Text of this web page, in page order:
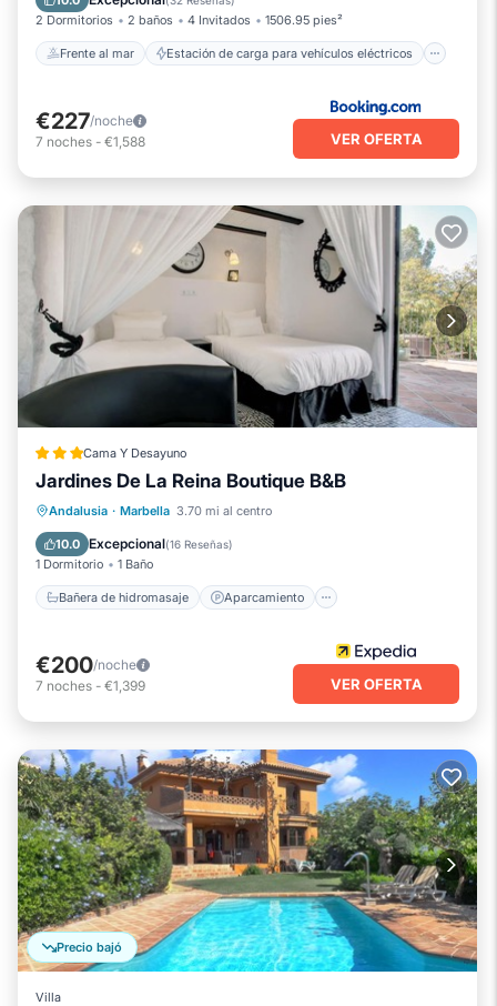
2 Dormitorios 2 baños 4 Invitados 1506.95 pies²
Frente al mar Estación de carga para vehículos eléctricos
€227/noche
7 noches - €1,588 VER OFERTA
Cama Y Desayuno
Jardines De La Reina Boutique B&B
Andalusia · Marbella 3.70 mi al centro
10.0 Excepcional(16 Reseñas)
1 Dormitorio 1 Baño
Bañera de hidromasaje Aparcamiento
Bañera de hidromasaje
Piscina
Spa
€200/noche
7 noches - €1,399 VER OFERTA
Precio bajó
Villa